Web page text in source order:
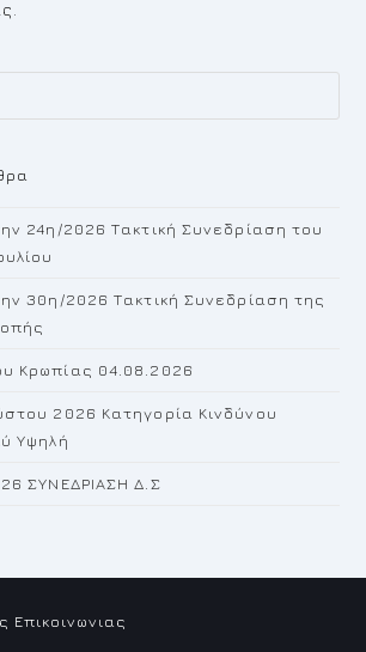
24η/2026 Τακτική Συνεδρίαση του
30η/2026 Τακτική Συνεδρίαση της
Κρωπίας 04.08.2026
2026 Κατηγορία Κινδύνου
Υψηλή
ΣΥΝΕΔΡΙΑΣΗ Δ.Σ
Επικοινωνιας